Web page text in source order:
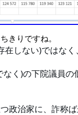
きりですね。
在しない)ではなく
、目立つ政治家に、詐